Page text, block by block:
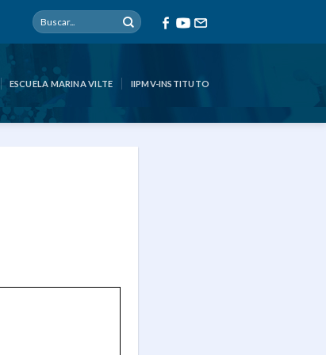
ESCUELA MARINA VILTE IIPMV-INSTITUTO